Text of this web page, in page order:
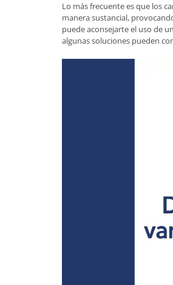
Lo más frecuente es que los
manera sustancial,
puede aconsejarte el uso de
algunas soluciones pueden